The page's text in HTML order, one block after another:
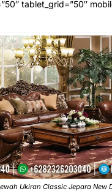
tablet_grid=”50″
Ukiran Classic Jepara New